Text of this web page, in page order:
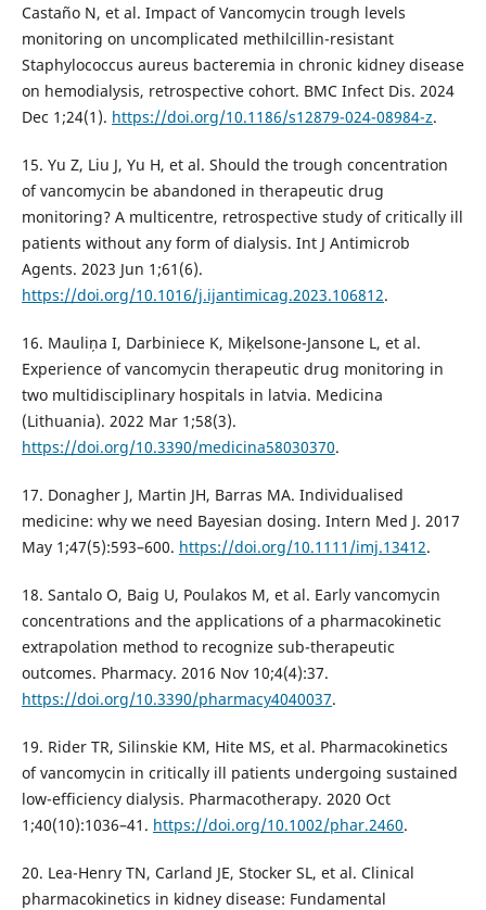
Castaño N, et al. Impact of Vancomycin trough levels
monitoring on uncomplicated methilcillin-resistant
Staphylococcus aureus bacteremia in chronic kidney disease
on hemodialysis, retrospective cohort. BMC Infect Dis. 2024
Dec 1;24(1). https://doi.org/10.1186/s12879-024-08984-z.
15. Yu Z, Liu J, Yu H, et al. Should the trough concentration
of vancomycin be abandoned in therapeutic drug
monitoring? A multicentre, retrospective study of critically ill
patients without any form of dialysis. Int J Antimicrob
Agents. 2023 Jun 1;61(6).
https://doi.org/10.1016/j.ijantimicag.2023.106812.
16. Mauliņa I, Darbiniece K, Miķelsone-Jansone L, et al.
Experience of vancomycin therapeutic drug monitoring in
two multidisciplinary hospitals in latvia. Medicina
(Lithuania). 2022 Mar 1;58(3).
https://doi.org/10.3390/medicina58030370.
17. Donagher J, Martin JH, Barras MA. Individualised
medicine: why we need Bayesian dosing. Intern Med J. 2017
May 1;47(5):593–600. https://doi.org/10.1111/imj.13412.
18. Santalo O, Baig U, Poulakos M, et al. Early vancomycin
concentrations and the applications of a pharmacokinetic
extrapolation method to recognize sub-therapeutic
outcomes. Pharmacy. 2016 Nov 10;4(4):37.
https://doi.org/10.3390/pharmacy4040037.
19. Rider TR, Silinskie KM, Hite MS, et al. Pharmacokinetics
of vancomycin in critically ill patients undergoing sustained
low-efficiency dialysis. Pharmacotherapy. 2020 Oct
1;40(10):1036–41. https://doi.org/10.1002/phar.2460.
20. Lea-Henry TN, Carland JE, Stocker SL, et al. Clinical
pharmacokinetics in kidney disease: Fundamental